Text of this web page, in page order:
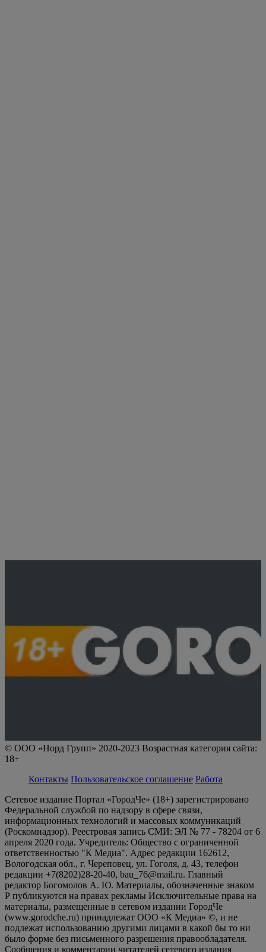
© ООО «Норд Групп» 2020-2023 Возрастная категория сайта:
18+
Контакты Пользовательское соглашение Работа
Сетевое издание Портал «ГородЧе» (18+) зарегистрировано
Федеральной службой по надзору в сфере связи,
информационных технологий и массовых коммуникаций
(Роскомнадзор). Реестровая запись СМИ: ЭЛ № 77 - 78204 от 6
апреля 2020 года. Учредитель: Общество с ограниченной
ответственностью "К Медиа". Адрес редакции 162612,
Вологодская обл., г. Череповец, ул. Гоголя, д. 43, телефон
редакции +7(8202)28-20-40, bau_76@mail.ru. Главный
редактор Богомолов А. Ю. Материалы, обозначенные знаком
Р публикуются на правах рекламы Исключительные права на
материалы, размещенные в сетевом издании ГородЧе
(www.gorodche.ru) принадлежат ООО «К Медиа» ©, и не
подлежат использованию другими лицами в какой бы то ни
было форме без письменного разрешения правообладателя.
Сообщения и комментарии читателей сетевого издания